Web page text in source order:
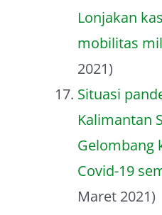
Lonjakan
mobilitas
2021)
Situasi
Kalimantan
Gelombang
Covid-19
Maret 2021)